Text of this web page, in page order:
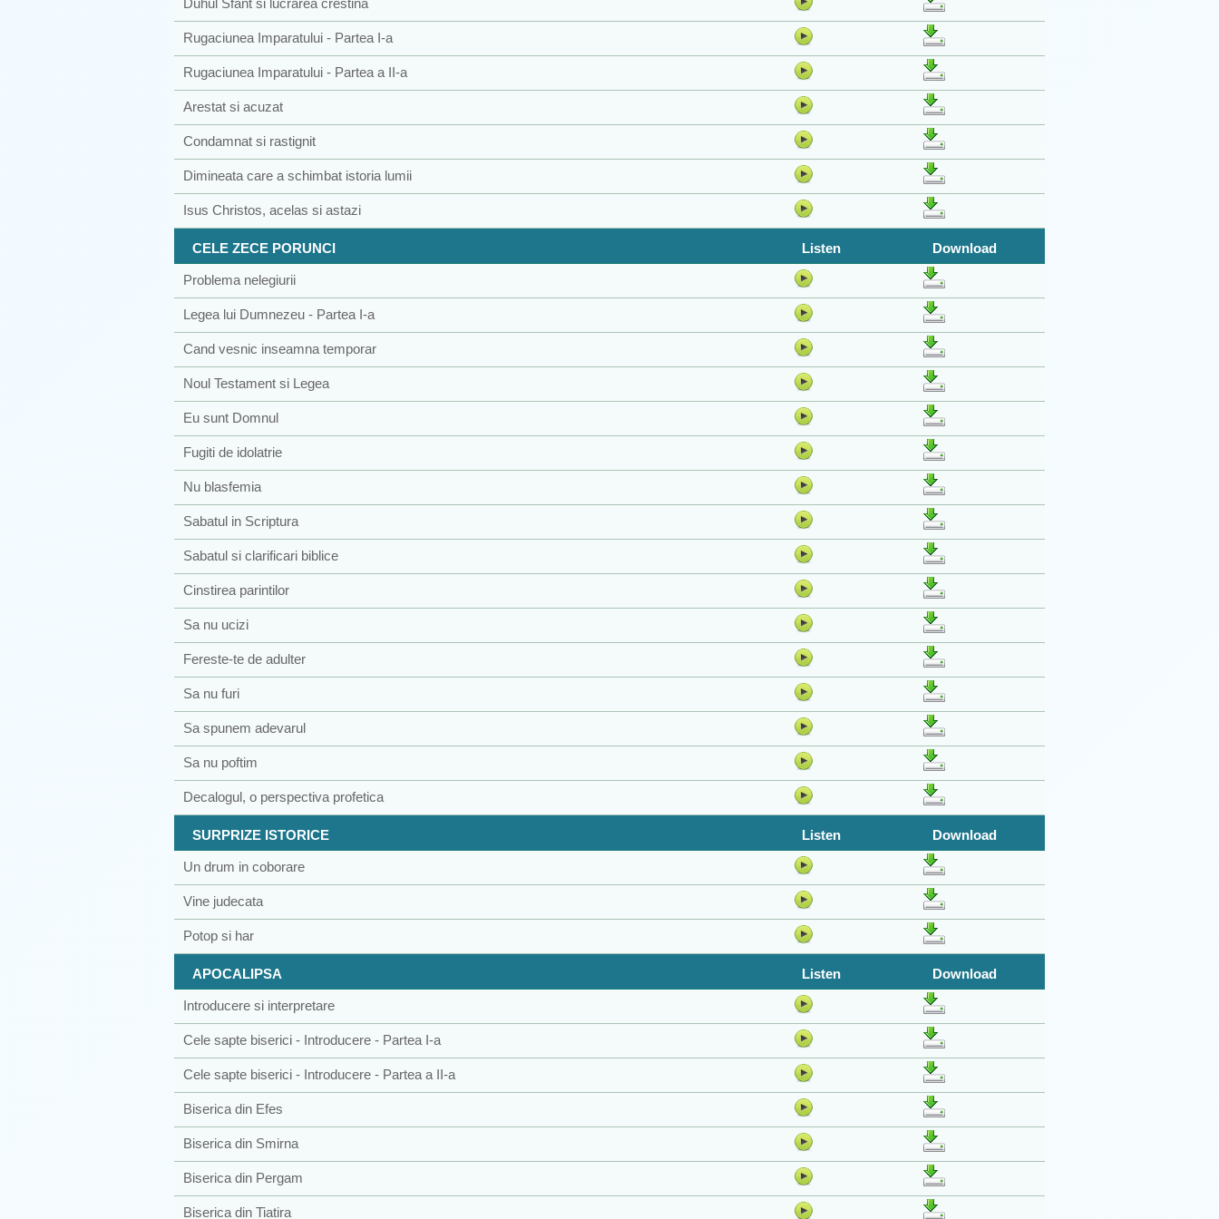
Duhul Sfant si lucrarea crestina
Rugaciunea Imparatului - Partea I-a
Rugaciunea Imparatului - Partea a II-a
Arestat si acuzat
Condamnat si rastignit
Dimineata care a schimbat istoria lumii
Isus Christos, acelas si astazi
CELE ZECE PORUNCI Listen Download
Problema nelegiurii
Legea lui Dumnezeu - Partea I-a
Cand vesnic inseamna temporar
Noul Testament si Legea
Eu sunt Domnul
Fugiti de idolatrie
Nu blasfemia
Sabatul in Scriptura
Sabatul si clarificari biblice
Cinstirea parintilor
Sa nu ucizi
Fereste-te de adulter
Sa nu furi
Sa spunem adevarul
Sa nu poftim
Decalogul, o perspectiva profetica
SURPRIZE ISTORICE Listen Download
Un drum in coborare
Vine judecata
Potop si har
APOCALIPSA Listen Download
Introducere si interpretare
Cele sapte biserici - Introducere - Partea I-a
Cele sapte biserici - Introducere - Partea a II-a
Biserica din Efes
Biserica din Smirna
Biserica din Pergam
Biserica din Tiatira